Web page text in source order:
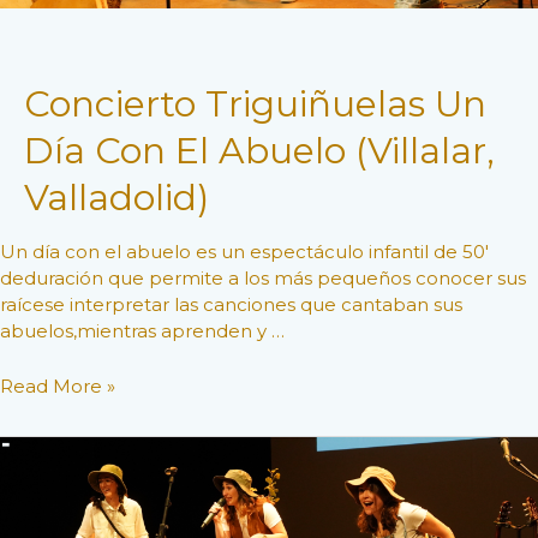
Concierto Triguiñuelas Un
Día Con El Abuelo (Villalar,
Valladolid)
Un día con el abuelo es un espectáculo infantil de 50′
deduración que permite a los más pequeños conocer sus
raícese interpretar las canciones que cantaban sus
abuelos,mientras aprenden y …
Concierto
Un
Read More »